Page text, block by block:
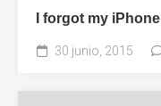
I forgot my iPhone
30 junio, 2015